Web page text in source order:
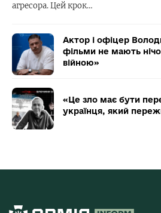
агресора. Цей крок…
Актор і офіцер
фільми не мають
війною»
«Це зло має бути
українця, який